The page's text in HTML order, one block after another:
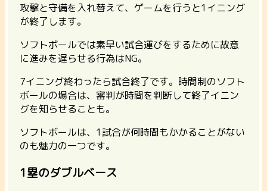
攻撃と守備を入れ替えて、ゲームを行うと1イニング
が終了します。
ソフトボールでは素早い試合運びをするために故意
に進みを遅らせる行為はNG。
7イニング終わったら試合終了です。時間制のソフト
ボールの場合は、審判が時間を判断して終了イニン
グを知らせることも。
ソフトボールは、1試合が何時間もかかることがない
のも魅力の一つです。
1塁のダブルベース